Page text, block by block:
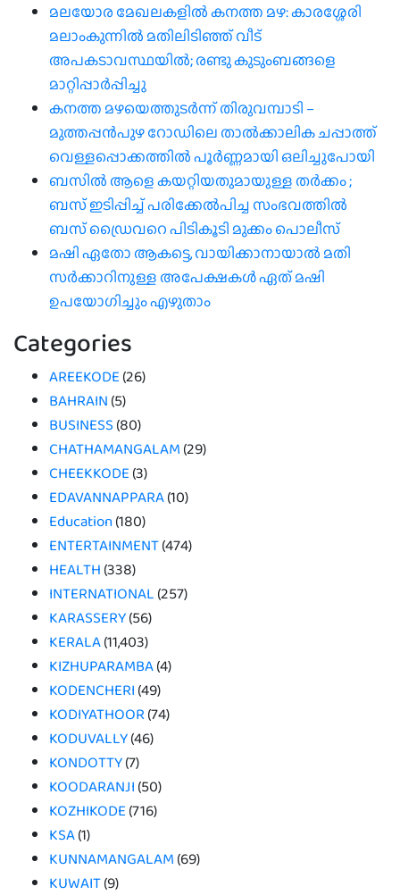
മലയോര മേഖലകളിൽ കനത്ത മഴ: കാരശ്ശേരി
മലാംകുന്നിൽ മതിലിടിഞ്ഞ് വീട്
അപകടാവസ്ഥയിൽ; രണ്ടു കുടുംബങ്ങളെ
മാറ്റിപ്പാർപ്പിച്ചു
കനത്ത മഴയെത്തുടർന്ന് തിരുവമ്പാടി –
മുത്തപ്പൻപുഴ റോഡിലെ താൽക്കാലിക ചപ്പാത്ത്
വെള്ളപ്പൊക്കത്തിൽ പൂർണ്ണമായി ഒലിച്ചുപോയി
ബസിൽ ആളെ കയറ്റിയതുമായുള്ള തർക്കം ;
ബസ് ഇടിപ്പിച്ച് പരിക്കേൽപിച്ച സംഭവത്തിൽ
ബസ് ഡ്രൈവറെ പിടികൂടി മുക്കം പൊലീസ്
മഷി ഏതോ ആകട്ടെ, വായിക്കാനായാൽ മതി​
സർക്കാറിനുള്ള അപേക്ഷകൾ ഏത് മഷി
ഉപയോഗിച്ചും എഴുതാം
Categories
AREEKODE (26)
BAHRAIN (5)
BUSINESS (80)
CHATHAMANGALAM (29)
CHEEKKODE (3)
EDAVANNAPPARA(10)
Education(180)
ENTERTAINMENT(474)
HEALTH (338)
INTERNATIONAL (257)
KARASSERY(56)
KERALA(11,403)
KIZHUPARAMBA(4)
KODENCHERI (49)
KODIYATHOOR(74)
KODUVALLY(46)
KONDOTTY(7)
KOODARANJI (50)
KOZHIKODE (716)
KSA(1)
KUNNAMANGALAM (69)
KUWAIT(9)